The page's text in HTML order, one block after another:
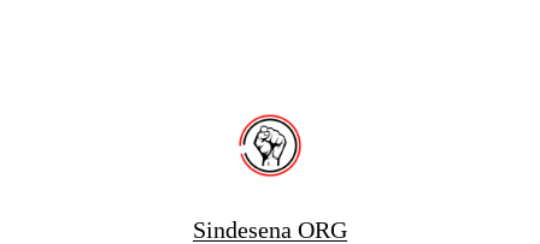
Sindesena ORG